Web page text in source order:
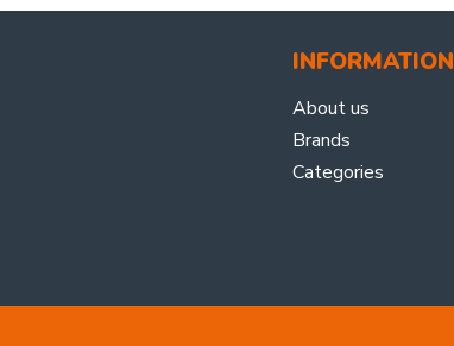
INFORMATION
About us
Brands
Categories